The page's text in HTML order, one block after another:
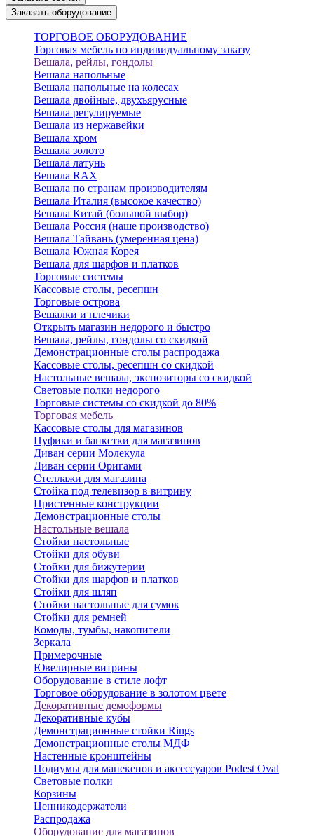
Заказать оборудование
ТОРГОВОЕ ОБОРУДОВАНИЕ
Торговая мебель по индивидуальному заказу
Вешала, рейлы, гондолы
Вешала напольные
Вешала напольные на колесах
Вешала двойные, двухъярусные
Вешала регулируемые
Вешала из нержавейки
Вешала хром
Вешала золото
Вешала латунь
Вешала RAX
Вешала по странам производителям
Вешала Италия (высокое качество)
Вешала Китай (большой выбор)
Вешала Россия (наше производство)
Вешала Тайвань (умеренная цена)
Вешала Южная Корея
Вешала для шарфов и платков
Торговые системы
Кассовые столы, ресепшн
Торговые острова
Вешалки и плечики
Открыть магазин недорого и быстро
Вешала, рейлы, гондолы со скидкой
Демонстрационные столы распродажа
Кассовые столы, ресепшн со скидкой
Настольные вешала, экспозиторы со скидкой
Световые полки недорого
Торговые системы со скидкой до 80%
Торговая мебель
Кассовые столы для магазинов
Пуфики и банкетки для магазинов
Диван серии Молекула
Диван серии Оригами
Стеллажи для магазина
Стойка под телевизор в витрину
Пристенные конструкции
Демонстрационные столы
Настольные вешала
Стойки настольные
Стойки для обуви
Стойки для бижутерии
Стойки для шарфов и платков
Стойки для шляп
Стойки настольные для сумок
Стойки для ремней
Комоды, тумбы, накопители
Зеркала
Примерочные
Ювелирные витрины
Оборудование в стиле лофт
Торговое оборудование в золотом цвете
Декоративные демоформы
Декоративные кубы
Демонстрационные стойки Rings
Демонстрационные столы МДФ
Настенные кронштейны
Подиумы для манекенов и аксессуаров Podest Oval
Световые полки
Корзины
Ценникодержатели
Распродажа
Оборудование для магазинов